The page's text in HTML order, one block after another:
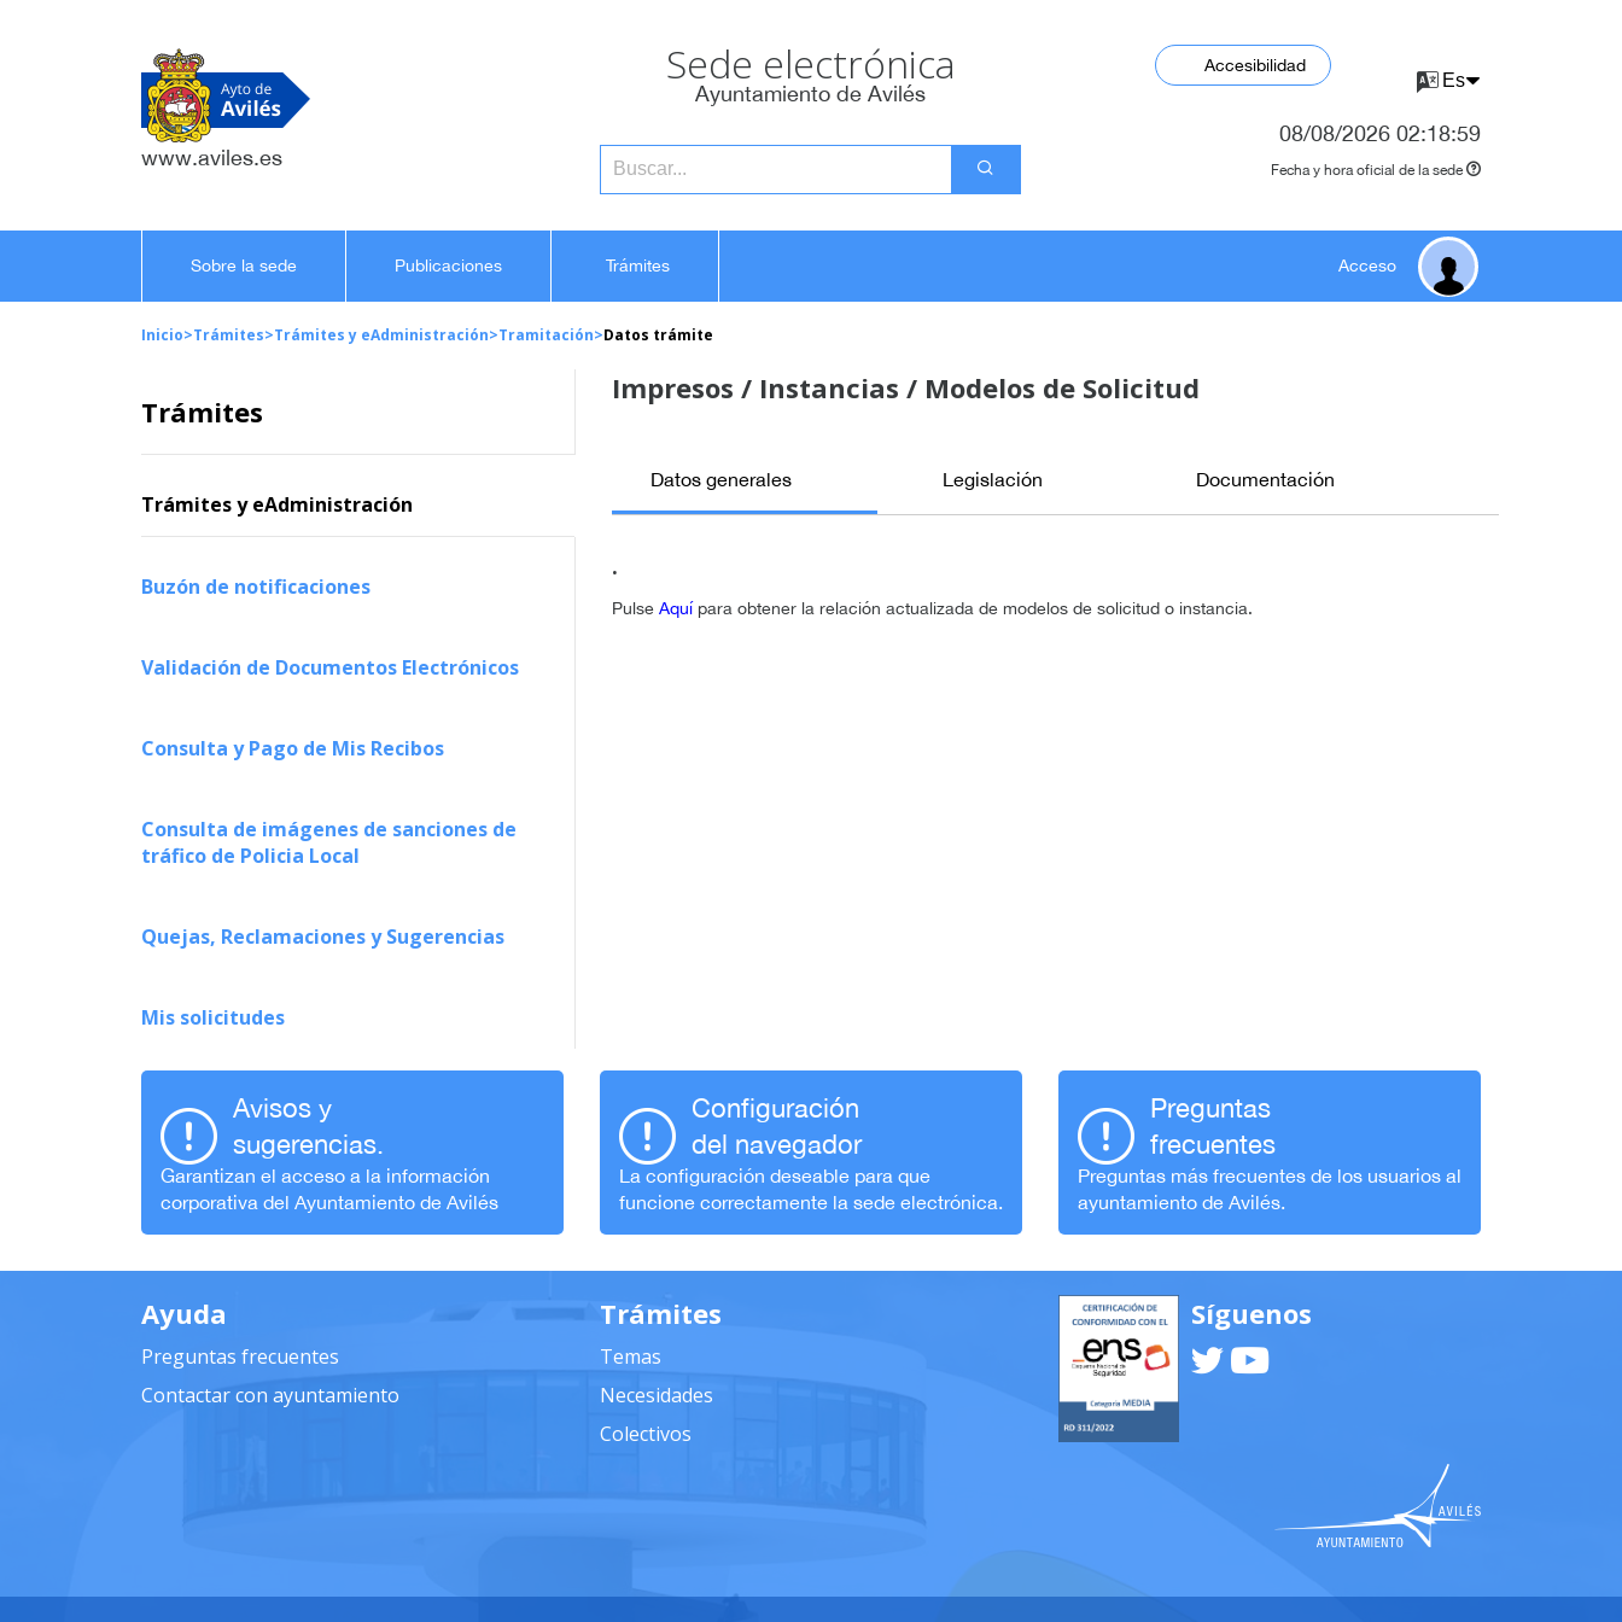
www.aviles.es
Sede electrónica
Ayuntamiento de Avilés
Accesibilidad
08/08/2026 02:18:59
Fecha y hora oficial de la sede
Sobre la sede Publicaciones Trámites Acceso
Inicio>Trámites>Trámites y eAdministración>Tramitación>Datos trámite
Trámites
Trámites y eAdministración
Buzón de notificaciones
Validación de Documentos Electrónicos
Consulta y Pago de Mis Recibos
Consulta de imágenes de sanciones de
tráfico de Policia Local
Quejas, Reclamaciones y Sugerencias
Mis solicitudes
Impresos / Instancias / Modelos de Solicitud
Datos generales Legislación Documentación
.
Pulse Aquípara obtener la relación actualizada de modelos de solicitud o instancia.
Avisos y
sugerencias.
Garantizan el acceso a la información
corporativa del Ayuntamiento de Avilés
Configuración
del navegador
La configuración deseable para que
funcione correctamente la sede electrónica.
Preguntas
frecuentes
Preguntas más frecuentes de los usuarios al
ayuntamiento de Avilés.
Ayuda
Preguntas frecuentes
Contactar con ayuntamiento
Trámites
Temas
Necesidades
Colectivos
Síguenos